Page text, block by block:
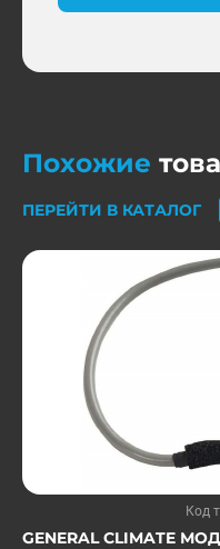
Похожие
ПЕРЕЙТИ В КАТАЛОГ
Код
GENERAL CLIMATE